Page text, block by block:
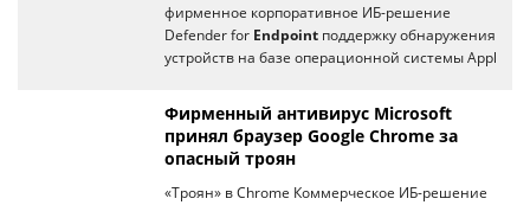
фирменное корпоративное ИБ-решение
Defender for Endpoint поддержку обнаружения
устройств на базе операционной системы Appl
Фирменный антивирус Microsoft
принял браузер Google Chrome за
опасный троян
«Троян» в Chrome Коммерческое ИБ-решение